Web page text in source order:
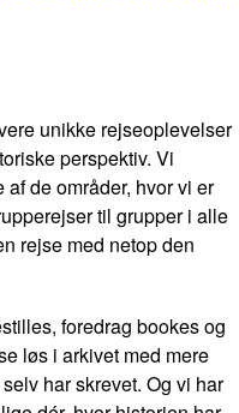
unikke rejseoplevelser
perspektiv. Vi
de områder, hvor vi er
til grupper i alle
rejse med netop den
foredrag bookes og
løs i arkivet med mere
har skrevet. Og vi har